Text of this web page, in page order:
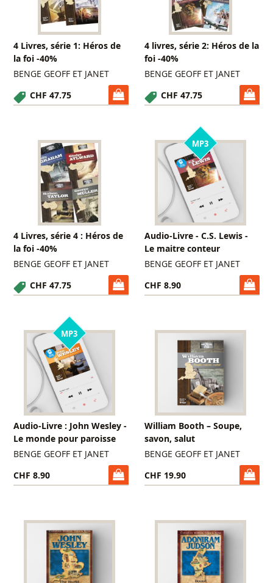
4 Livres, série 1: Héros de
la foi -40%
BENGE GEOFF ET JANET
CHF 47.75
4 livres, série 2: Héros de la
foi -40%
BENGE GEOFF ET JANET
CHF 47.75
4 Livres, série 4 : Héros de
la foi -40%
BENGE GEOFF ET JANET
CHF 47.75
MP3
Audio-Livre - C.S. Lewis -
Le maitre conteur
BENGE GEOFF ET JANET
CHF 8.90
MP3
Audio-Livre : John Wesley -
Le monde pour paroisse
BENGE GEOFF ET JANET
CHF 8.90
William Booth – Soupe,
savon, salut
BENGE GEOFF ET JANET
CHF 19.90